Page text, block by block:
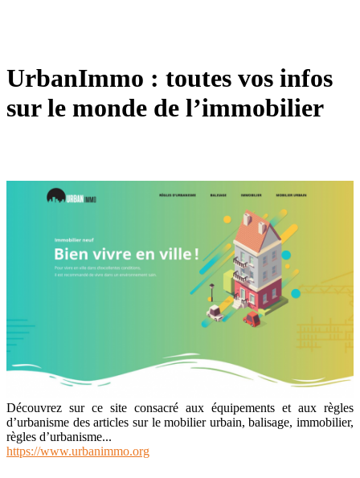
UrbanImmo : toutes vos infos
sur le monde de l’immobilier
Découvrez sur ce site consacré aux équipements et aux règles
d’urbanisme des articles sur le mobilier urbain, balisage, immobilier,
règles d’urbanisme...
https://www.urbanimmo.org